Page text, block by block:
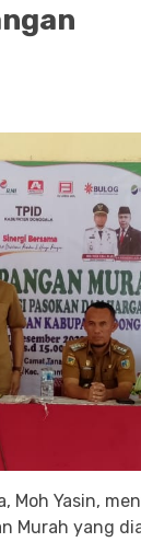
Moh Yasin,
Murah yang